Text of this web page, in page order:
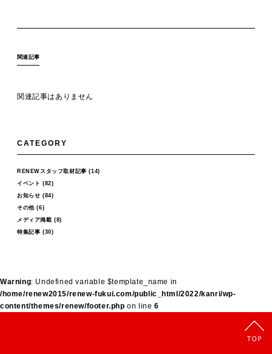
関連記事
関連記事はありません
CATEGORY
RENEWスタッフ取材記事 (14)
イベント (82)
お知らせ (84)
その他(6)
メディア掲載 (8)
特集記事 (30)
Warning: Undefined variable $template_name in
/home/renew2015/renew-fukui.com/public_html/2022/kanri/wp-
content/themes/renew/footer.php on line 6